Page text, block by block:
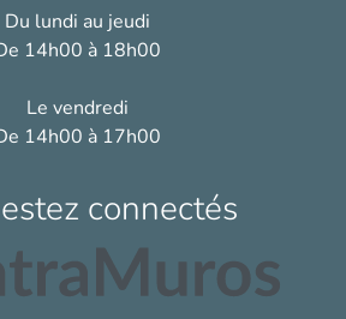
Du lundi au jeudi
14h00 à 18h00
Le vendredi
14h00 à 17h00
connectés